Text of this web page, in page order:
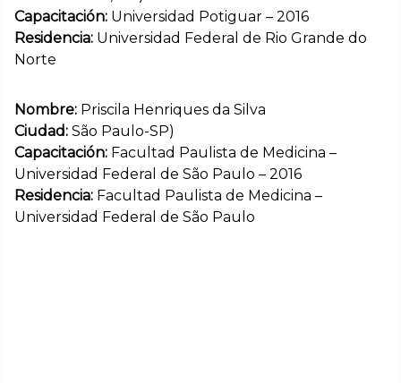
Capacitación: Universidad Potiguar – 2016
Residencia: Universidad Federal de Rio Grande do
Norte
Nombre: Priscila Henriques da Silva
Ciudad: São Paulo-SP)
Capacitación: Facultad Paulista de Medicina –
Universidad Federal de São Paulo – 2016
Residencia: Facultad Paulista de Medicina –
Universidad Federal de São Paulo